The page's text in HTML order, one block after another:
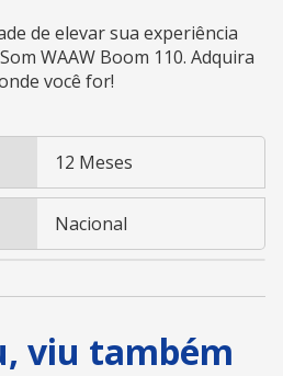
de elevar sua experiência
WAAW Boom 110. Adquira
você for!
12 Meses
Nacional
viu também